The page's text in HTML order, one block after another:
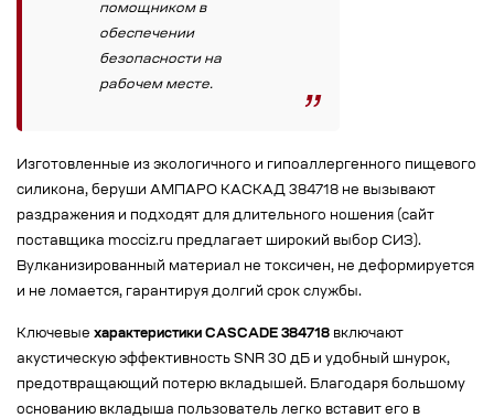
помощником в
обеспечении
безопасности на
рабочем месте.
Изготовленные из экологичного и гипоаллергенного пищевого
силикона, беруши АМПАРО КАСКАД 384718 не вызывают
раздражения и подходят для длительного ношения (сайт
поставщика mocciz.ru предлагает широкий выбор СИЗ).
Вулканизированный материал не токсичен, не деформируется
и не ломается, гарантируя долгий срок службы.
Ключевые характеристики CASCADE 384718 включают
акустическую эффективность SNR 30 дБ и удобный шнурок,
предотвращающий потерю вкладышей. Благодаря большому
основанию вкладыша пользователь легко вставит его в